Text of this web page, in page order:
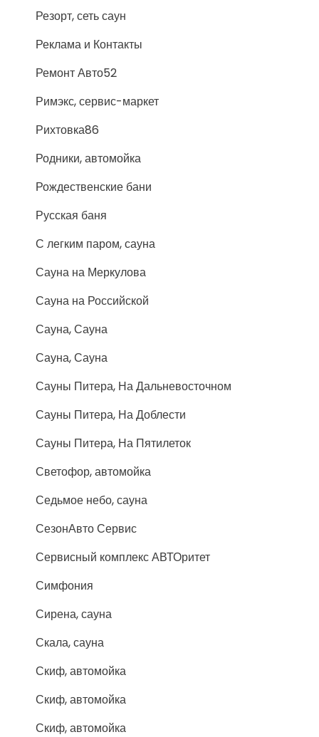
Резорт, сеть саун
Реклама и Контакты
Ремонт Авто52
Римэкс, сервис-маркет
Рихтовка86
Родники, автомойка
Рождественские бани
Русская баня
С легким паром, сауна
Сауна на Меркулова
Сауна на Российской
Сауна, Сауна
Сауна, Сауна
Сауны Питера, На Дальневосточном
Сауны Питера, На Доблести
Сауны Питера, На Пятилеток
Светофор, автомойка
Седьмое небо, сауна
СезонАвто Сервис
Сервисный комплекс АВТОритет
Симфония
Сирена, сауна
Скала, сауна
Скиф, автомойка
Скиф, автомойка
Скиф, автомойка